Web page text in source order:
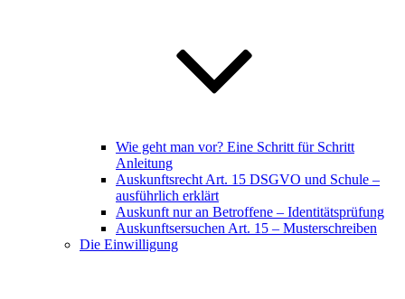
Wie geht man vor? Eine Schritt für Schritt
Anleitung
Auskunftsrecht Art. 15 DSGVO und Schule –
ausführlich erklärt
Auskunft nur an Betroffene – Identitätsprüfung
Auskunftsersuchen Art. 15 – Musterschreiben
Die Einwilligung